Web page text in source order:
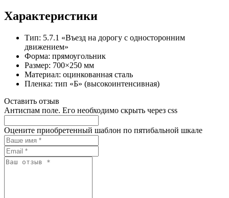
Характеристики
Тип: 5.7.1 «Въезд на дорогу с односторонним
движением»
Форма: прямоугольник
Размер: 700×250 мм
Материал: оцинкованная сталь
Пленка: тип «Б» (высокоинтенсивная)
Оставить отзыв
Антиспам поле. Его необходимо скрыть через css
Оцените приобретенный шаблон по пятибальной шкале